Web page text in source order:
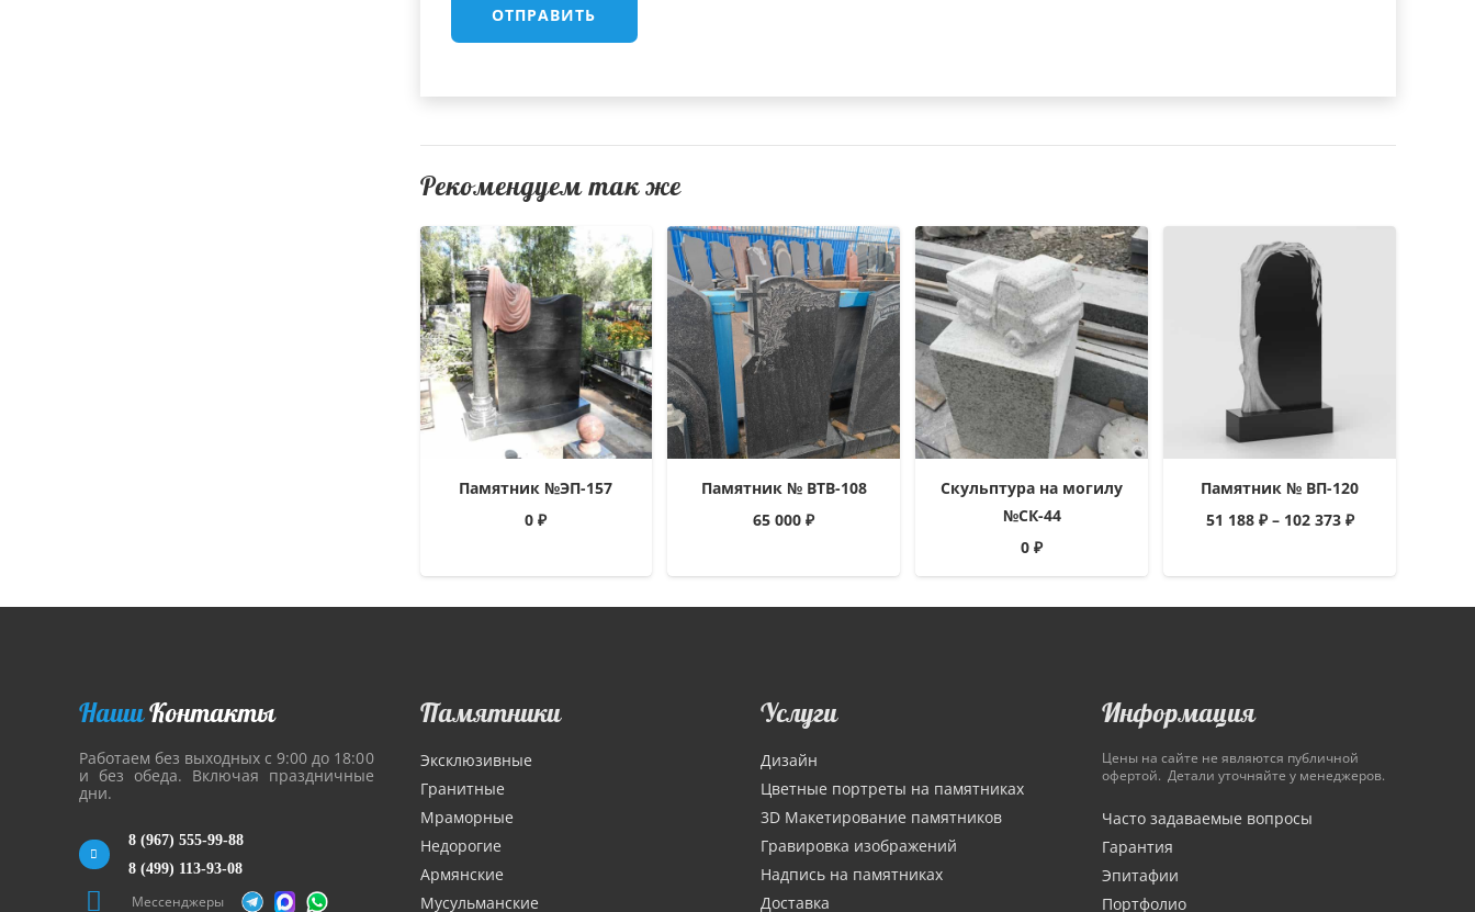
Рекомендуем так же
Памятник №ЭП-157
0₽
Памятник № ВТВ-108
65 000₽
Скульптура на могилу
№СК-44
0₽
Памятник № ВП-120
51 188 ₽– 102 373 ₽
НашиКонтакты
Работаем без выходных с 9:00 до 18:00
и без обеда. Включая праздничные
дни.
8 (967) 555-99-88
8 (499) 113-93-08
Мессенджеры
Памятники
Эксклюзивные
Гранитные
Мраморные
Недорогие
Армянские
Мусульманские
Услуги
Дизайн
Цветные портреты на памятниках
3D Макетирование памятников
Гравировка изображений
Надпись на памятниках
Доставка
Информация
Цены на сайте не являются публичной
офертой. Детали уточняйте у менеджеров.
Часто задаваемые вопросы
Гарантия
Эпитафии
Портфолио